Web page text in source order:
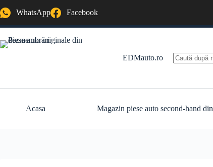
la
WhatsApp Facebook
EDMauto.ro
Acasa Magazin piese auto second-hand